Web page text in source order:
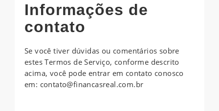
Informações de
contato
Se você tiver dúvidas ou comentários sobre
estes Termos de Serviço, conforme descrito
acima, você pode entrar em contato conosco
em: contato@financasreal.com.br